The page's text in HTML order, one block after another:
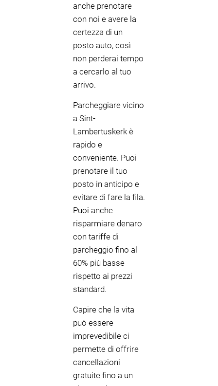
anche prenotare
con noi e avere la
certezza di un
posto auto, così
non perderai tempo
a cercarlo al tuo
arrivo.
Parcheggiare vicino
a Sint-
Lambertuskerk è
rapido e
conveniente. Puoi
prenotare il tuo
posto in anticipo e
evitare di fare la fila.
Puoi anche
risparmiare denaro
con tariffe di
parcheggio fino al
60% più basse
rispetto ai prezzi
standard.
Capire che la vita
può essere
imprevedibile ci
permette di offrire
cancellazioni
gratuite fino a un